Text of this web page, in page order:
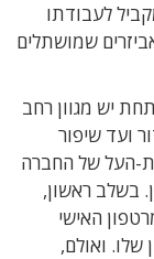
לעבודתו
שמושתלים
יש מגוון רחב
ועד שיפור
העל של החברה
בשלב ראשון,
האישי
שלו. ואולם,